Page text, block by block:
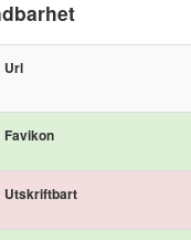
Url
Favikon
Utskriftbart